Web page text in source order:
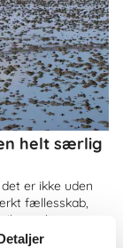
helt særlig
er ikke uden
fællesskab,
et oplagt